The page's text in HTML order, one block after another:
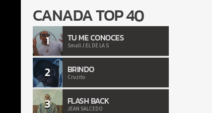
CANADA TOP 40
1 TU ME CONOCES
Small J EL DE LA S
2 BRINDO
Cruzito
3 FLASH BACK
JEAN SALCEDO